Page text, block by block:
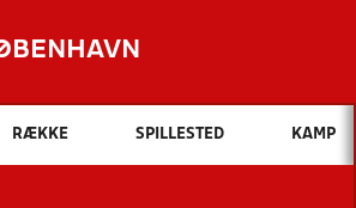
Hvad vil du søge efter?
INDHOLD OG NYHEDER
RÆKKE SPILLESTED KAMP